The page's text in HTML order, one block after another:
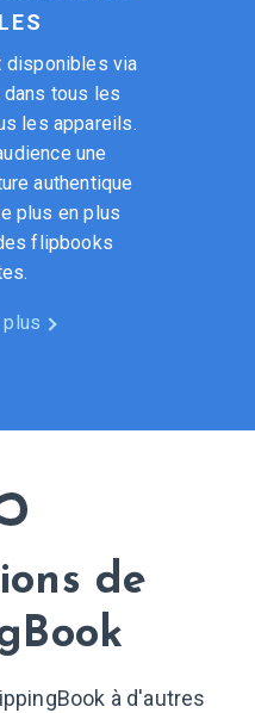
via
tous les
les appareils.
une
authentique
plus en plus
flipbooks
plus
de
à d'autres